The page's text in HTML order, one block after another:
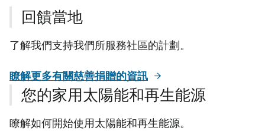
回饋當地
了解我們支持我們所服務社區的計劃。
瞭解更多有關慈善捐贈的資訊
您的家用太陽能和再生能源
瞭解如何開始使用太陽能和再生能源。